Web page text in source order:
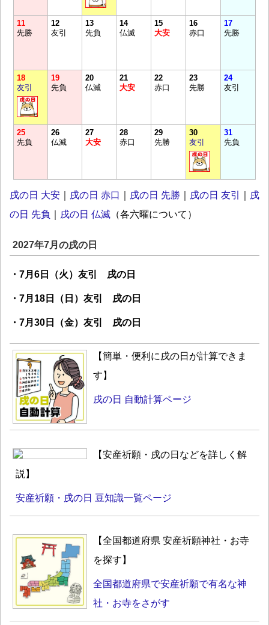
11
先勝
12
友引
13
先負
14
仏滅
15
大安
16
赤口
17
先勝
18
友引
19
先負
20
仏滅
21
大安
22
赤口
23
先勝
24
友引
25
先負
26
仏滅
27
大安
28
赤口
29
先勝
30
友引
31
先負
戌の日 大安 戌の日 赤口 戌の日 先勝 戌の日 友引
戌
の日 先負
戌の日 仏滅 （各六曜について）
2027年7月の戌の日
・7月6日（火）友引 戌の日
・7月18日（日）友引 戌の日
・7月30日（金）友引 戌の日
【簡単・便利に戌の日が計算できま
す】
戌の日 自動計算ページ
【安産祈願・戌の日などを詳しく解
説】
安産祈願・戌の日 豆知識一覧ページ
【全国都道府県 安産祈願神社・お寺
を探す】
全国都道府県で安産祈願で有名な神
社・お寺をさがす